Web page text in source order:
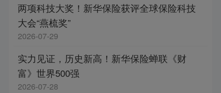
两项科技大奖！新华保险获评全球保险科技
大会“燕梳奖”
2026-07-29
实力见证，历史新高！新华保险蝉联《财
富》世界500强
2026-07-28